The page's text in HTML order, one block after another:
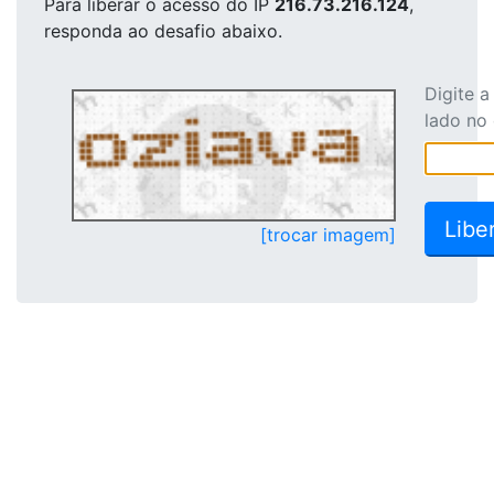
Para liberar o acesso do IP 216.73.216.124,
responda ao desafio abaixo.
[trocar imagem]
Digite
lado no